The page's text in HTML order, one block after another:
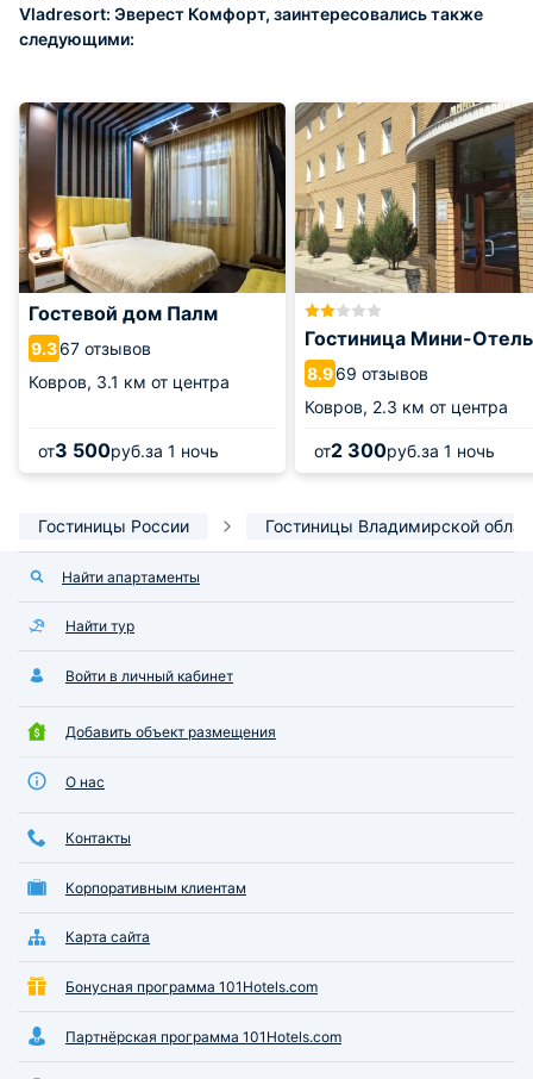
Vladresort: Эверест Комфорт, заинтересовались также
следующими:
Гостевой дом Палм
9.367 отзывов
Ковров, 3.1 км от центра
от3 500руб.за 1 ночь
Гостиница Мини-Отель
8.969 отзывов
Ковров, 2.3 км от центра
от2 300руб.за 1 ночь
Гостиницы России Гостиницы Владимирской
Найти апартаменты
Найти тур
Войти в личный кабинет
Добавить объект размещения
О нас
Контакты
Корпоративным клиентам
Карта сайта
Бонусная программа 101Hotels.com
Партнёрская программа 101Hotels.com